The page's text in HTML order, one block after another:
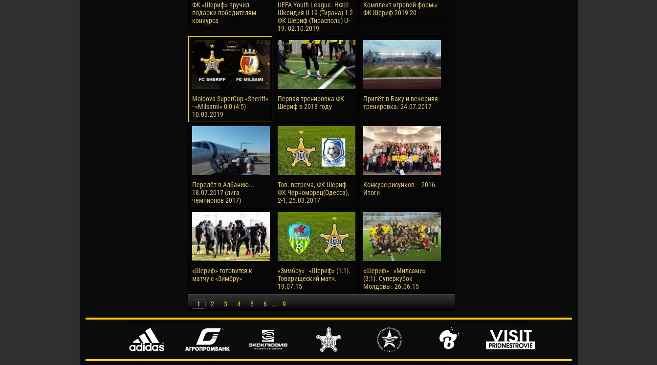
ФК «Шериф» вручил
подарки победителям
конкурса
UEFA Youth League. НФШ
Шкендия U-19 (Тирана) 1-2
ФК Шериф (Тирасполь) U-
19. 02.10.2019
Комплект игровой формы
ФК Шериф 2019-20
Moldova SuperCup «Sheriff»
- «Milsami» 0:0 (4:5)
10.03.2019
Первая тренировка ФК
Шериф в 2018 году
Прилёт в Баку и вечерняя
тренировка. 24.07.2017
Перелёт в Албанию...
18.07.2017 (лига
чемпионов 2017)
Тов. встреча, ФК Шериф -
ФК Черноморец(Одесса),
2-1, 25.03.2017
Конкурс рисунков – 2016.
Итоги
«Шериф» готовится к
матчу с «Зимбру»
«Зимбру» - «Шериф» (1:1).
Товарищеский матч.
19.07.15
«Шериф» - «Милсами»
(3:1). Суперкубок
Молдовы. 26.06.15
1 2 3 4 5 6 ... 9